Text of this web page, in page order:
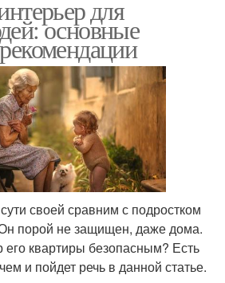
для
основные
своей сравним с подростком
порой не защищен, даже дома.
его квартиры безопасным? Есть
и пойдет речь в данной статье.